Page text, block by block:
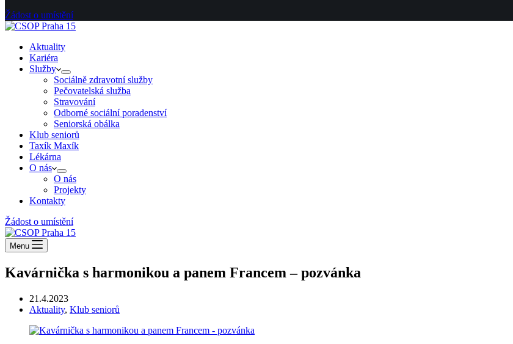
Žádost o umístění
Aktuality
Kariéra
Služby
Sociálně zdravotní služby
Pečovatelská služba
Stravování
Odborné sociální poradenství
Seniorská obálka
Klub seniorů
Taxík Maxík
Lékárna
O nás
O nás
Projekty
Kontakty
Žádost o umístění
Menu
Kavárnička s harmonikou a panem Francem – pozvánka
21.4.2023
Aktuality, Klub seniorů